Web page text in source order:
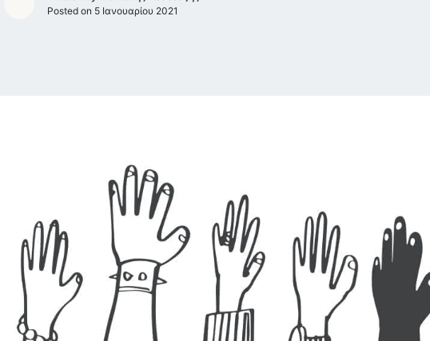
Posted on 5 Ιανουαρίου 2021